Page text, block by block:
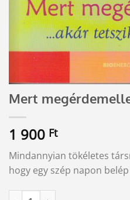
Mert
1 900 Ft
Mindannyian tökéletes
hogy egy szép napon
Mert megérdemellek mennyiség
Alternative: